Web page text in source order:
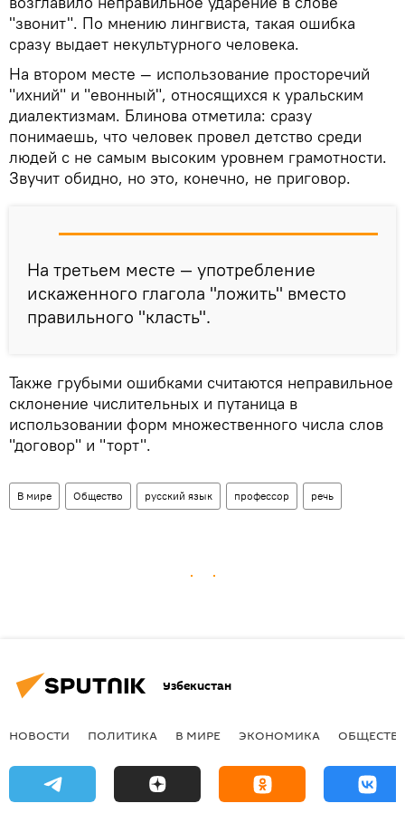
"звонит". По мнению лингвиста, такая ошибка
сразу выдает некультурного человека.
На втором месте — использование просторечий
"ихний" и "евонный", относящихся к уральским
диалектизмам. Блинова отметила: сразу
понимаешь, что человек провел детство среди
людей с не самым высоким уровнем грамотности.
Звучит обидно, но это, конечно, не приговор.
На третьем месте — употребление
искаженного глагола "ложить" вместо
правильного "класть".
Также грубыми ошибками считаются неправильное
склонение числительных и путаница в
использовании форм множественного числа слов
"договор" и "торт".
В мире Общество русский язык профессор речь
Узбекистан
НОВОСТИ ПОЛИТИКА В МИРЕ ЭКОНОМИКА